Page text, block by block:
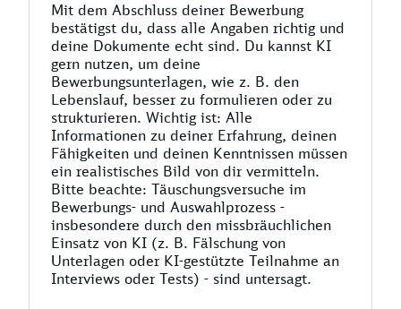
Mit dem Abschluss deiner Bewerbung
bestätigst du, dass alle Angaben richtig und
deine Dokumente echt sind. Du kannst KI
gern nutzen, um deine
Bewerbungsunterlagen, wie z. B. den
Lebenslauf, besser zu formulieren oder zu
strukturieren. Wichtig ist: Alle
Informationen zu deiner Erfahrung, deinen
Fähigkeiten und deinen Kenntnissen müssen
ein realistisches Bild von dir vermitteln.
Bitte beachte: Täuschungsversuche im
Bewerbungs- und Auswahlprozess -
insbesondere durch den missbräuchlichen
Einsatz von KI (z. B. Fälschung von
Unterlagen oder KI-gestützte Teilnahme an
Interviews oder Tests) - sind untersagt.